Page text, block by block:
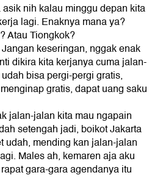
nih kalau minggu depan kita
lagi. Enaknya mana ya?
Atau Tiongkok?
keseringan, nggak enak
dikira kita kerjanya cuma jalan-
bisa pergi-pergi gratis,
gratis, dapat uang saku
jalan-jalan kita mau ngapain
setengah jadi, boikot Jakarta
udah, mending kan jalan-jalan
Males ah, kemaren aja aku
gara-gara agendanya itu